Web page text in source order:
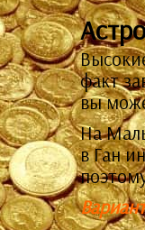
факт
вы
На
в Ган